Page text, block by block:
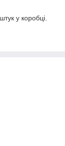
у коробці.